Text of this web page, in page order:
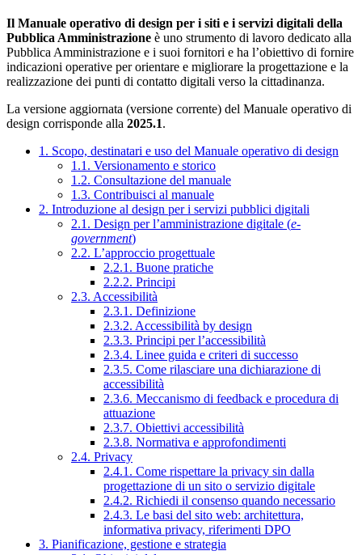
Il Manuale operativo di design per i siti e i servizi digitali della
Pubblica Amministrazione è uno strumento di lavoro dedicato alla
Pubblica Amministrazione e i suoi fornitori e ha l’obiettivo di fornire
indicazioni operative per orientare e migliorare la progettazione e la
realizzazione dei punti di contatto digitali verso la cittadinanza.
La versione aggiornata (versione corrente) del Manuale operativo di
design corrisponde alla 2025.1.
1. Scopo, destinatari e uso del Manuale operativo di design
1.1. Versionamento e storico
1.2. Consultazione del manuale
1.3. Contribuisci al manuale
2. Introduzione al design per i servizi pubblici digitali
2.1. Design per l’amministrazione digitale (e-
government)
2.2. L’approccio progettuale
2.2.1. Buone pratiche
2.2.2. Principi
2.3. Accessibilità
2.3.1. Definizione
2.3.2. Accessibilità by design
2.3.3. Principi per l’accessibilità
2.3.4. Linee guida e criteri di successo
2.3.5. Come rilasciare una dichiarazione di
accessibilità
2.3.6. Meccanismo di feedback e procedura di
attuazione
2.3.7. Obiettivi accessibilità
2.3.8. Normativa e approfondimenti
2.4. Privacy
2.4.1. Come rispettare la privacy sin dalla
progettazione di un sito o servizio digitale
2.4.2. Richiedi il consenso quando necessario
2.4.3. Le basi del sito web: architettura,
informativa privacy, riferimenti DPO
3. Pianificazione, gestione e strategia